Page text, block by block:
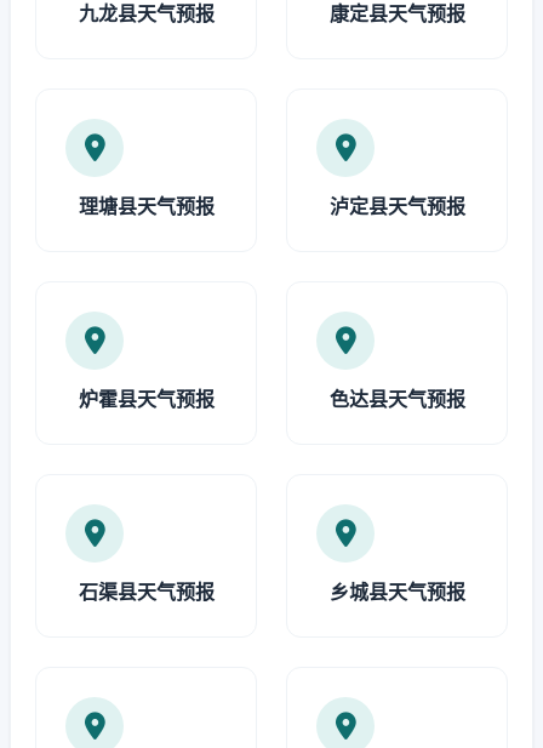
九龙县天气预报 康定县天气预报
理塘县天气预报 泸定县天气预报
炉霍县天气预报 色达县天气预报
石渠县天气预报 乡城县天气预报